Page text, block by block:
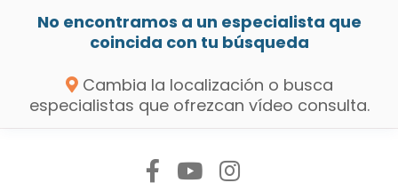
No encontramos a un especialista que
coincida con tu búsqueda
Cambia la localización o busca
especialistas que ofrezcan vídeo consulta.